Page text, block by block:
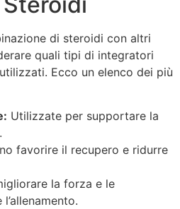
di steroidi con altri
quali tipi di integratori
Ecco un elenco dei più
Utilizzate per supportare la
favorire il recupero e ridurre
la forza e le